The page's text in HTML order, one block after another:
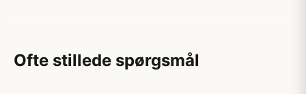
Ofte stillede spørgsmål